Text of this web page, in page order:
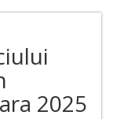
2025